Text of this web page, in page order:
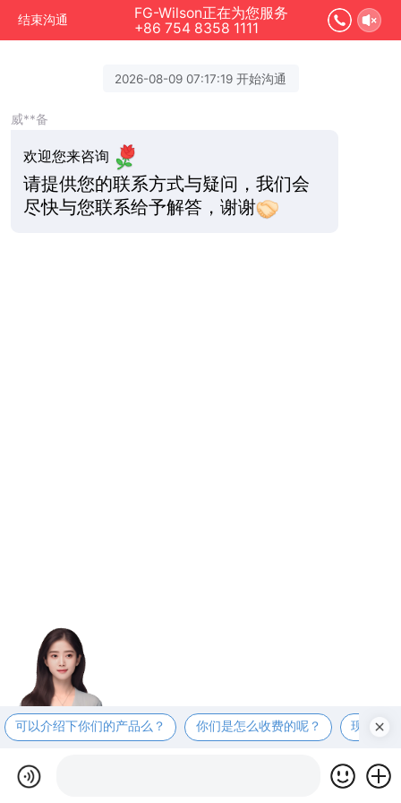
结束沟通
FG-Wilson正在为您服务
+86 754 8358 1111
2026-08-09 07:17:19 开始沟通
威**备
欢迎您来咨询
请提供您的联系方式与疑问，我们会
尽快与您联系给予解答，谢谢
可以介绍下你们的产品么？ 你们是怎么收费的呢？ 现在有